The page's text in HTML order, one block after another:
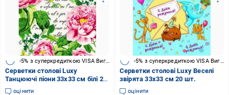
-5% з суперкредиткою VISA Вигода
Серветки столові Luxy
Танцюючі піони 33х33 см білі 20
шт.
оцінити
Серветки столові Luxy Веселі
звірята 33х33 см 20 шт.
оцінити